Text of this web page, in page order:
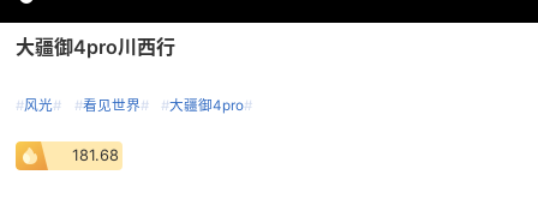
大疆御4pro川西行
#风光# #看见世界# #大疆御4pro#
181.68